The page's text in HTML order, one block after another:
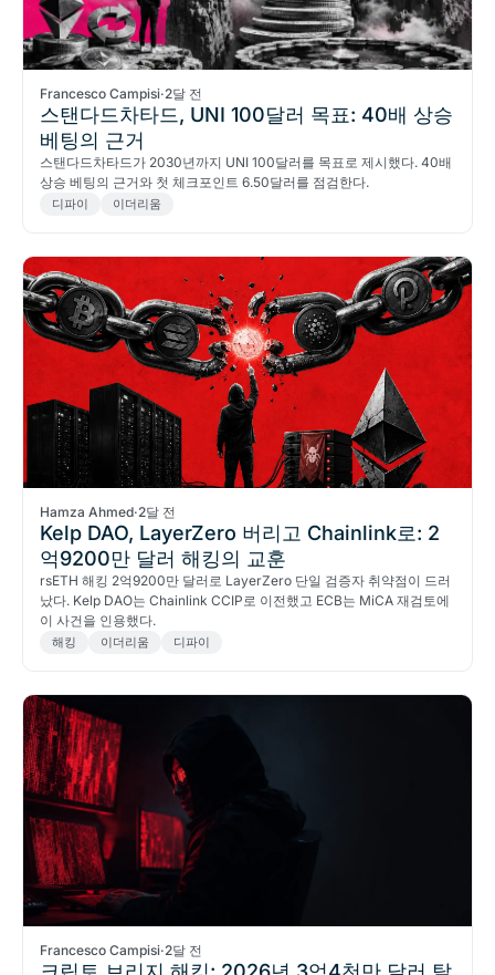
Francesco Campisi·2달 전
스탠다드차타드, UNI 100달러 목표: 40배 상승
베팅의 근거
스탠다드차타드가 2030년까지 UNI 100달러를 목표로 제시했다. 40배
상승 베팅의 근거와 첫 체크포인트 6.50달러를 점검한다.
디파이 이더리움
Hamza Ahmed·2달 전
Kelp DAO, LayerZero 버리고 Chainlink로: 2
억9200만 달러 해킹의 교훈
rsETH 해킹 2억9200만 달러로 LayerZero 단일 검증자 취약점이 드러
났다. Kelp DAO는 Chainlink CCIP로 이전했고 ECB는 MiCA 재검토에
이 사건을 인용했다.
해킹 이더리움 디파이
Francesco Campisi·2달 전